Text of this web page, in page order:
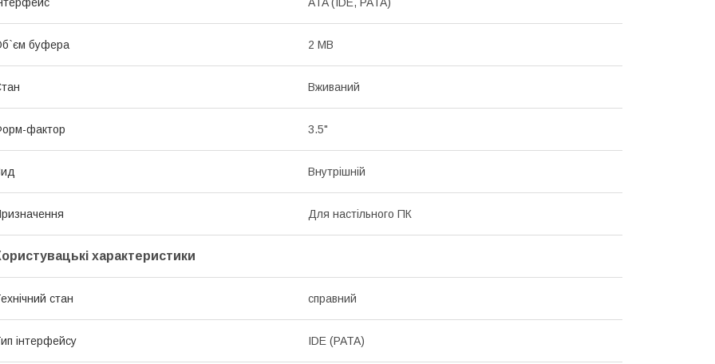
буфера 2 MB
Вживаний
фактор 3.5"
Внутрішній
Для настільного ПК
характеристики
стан справний
інтерфейсу IDE (PATA)